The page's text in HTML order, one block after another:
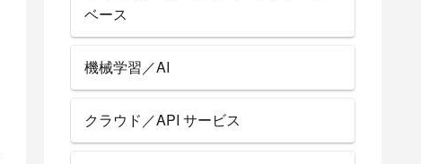
ベース
機械学習／AI
クラウド／API サービス